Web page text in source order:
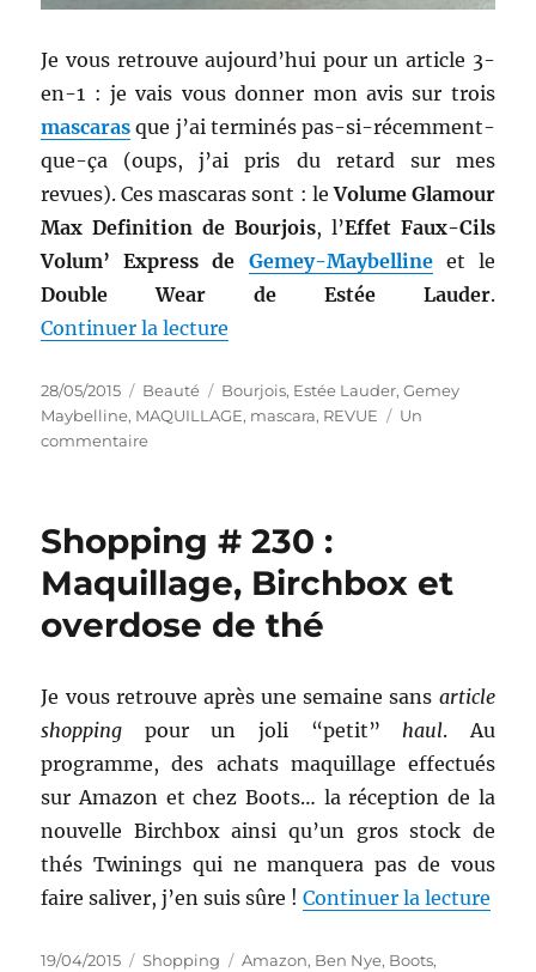
Je vous retrouve aujourd’hui pour un article 3-
en-1 : je vais vous donner mon avis sur trois
mascaras que j’ai terminés pas-si-récemment-
que-ça (oups, j’ai pris du retard sur mes
revues). Ces mascaras sont : leVolume Glamour
Max Definition de Bourjois, l’Effet Faux-Cils
Volum’ Express de Gemey-Maybellineet le
Double Wear de Estée Lauder.
Continuer la lecture
Publié
le
28/05/2015 Catégories
Beauté Étiquettes
Bourjois, Estée Lauder,Gemey
Maybelline, MAQUILLAGE, mascara, REVUE
Un
commentairesur
à
Battle
de
Bourjois,
et
Estée
Lauder
Shopping # 230 :
Maquillage, Birchbox et
overdose de thé
Je vous retrouve après une semaine sans article
shopping pour un joli “petit”haul. Au
programme, des achats maquillage effectués
sur Amazon et chez Boots… la réception de la
nouvelle Birchbox ainsi qu’un gros stock de
thés Twinings qui ne manquera pas de vous
faire saliver, j’en suis sûre !Continuer la lecture
Publié
19/04/2015 Catégories
Shopping Étiquettes
Amazon, Ben Nye, Boots,